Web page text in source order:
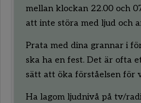
mellan klockan 22.00 och
att inte störa med ljud och
Prata med dina grannar i
ska ha en fest. Det är ofta
sätt att öka förståelsen för
Ha lagom ljudnivå på tv/